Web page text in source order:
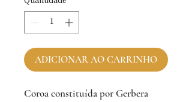
ADICIONAR AO CARRINHO
Coroa constituída por Gerbera